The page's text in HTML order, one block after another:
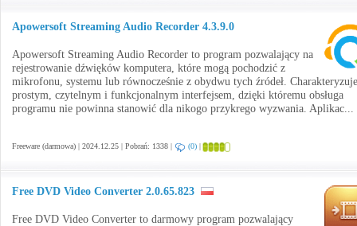
Apowersoft Streaming Audio Recorder 4.3.9.0
Apowersoft Streaming Audio Recorder to program pozwalający na
rejestrowanie dźwięków komputera, które mogą pochodzić z
mikrofonu, systemu lub równocześnie z obydwu tych źródeł.
prostym, czytelnym i funkcjonalnym interfejsem, dzięki któremu obsługa
programu nie powinna stanowić dla nikogo przykrego wyzwania. Aplikac...
Freeware (darmowa) | 2024.12.25 | Pobrań: 1338 | (0) |
Free DVD Video Converter 2.0.65.823
Free DVD Video Converter to darmowy program pozwalający